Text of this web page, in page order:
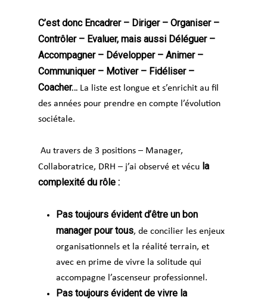
C’est donc Encadrer – Diriger – Organiser –
Contrôler – Evaluer, mais aussi Déléguer –
Accompagner – Développer – Animer –
Communiquer – Motiver – Fidéliser –
Coacher… La liste est longue et s’enrichit au fil
des années pour prendre en compte l’évolution
sociétale.
Au travers de 3 positions – Manager,
Collaboratrice, DRH – j’ai observé et vécu la
complexité du rôle :
Pas toujours évident d’être un bon
manager pour tous, de concilier les enjeux
organisationnels et la réalité terrain, et
avec en prime de vivre la solitude qui
accompagne l’ascenseur professionnel.
Pas toujours évident de vivre la